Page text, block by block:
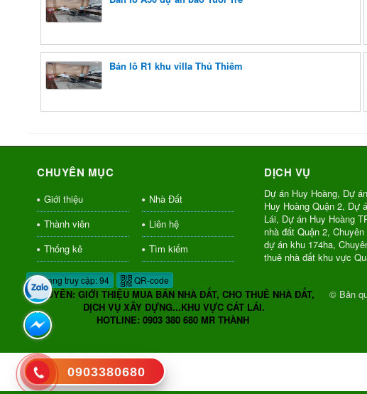
Bán lô R1 khu villa Thủ Thiêm
CHUYÊN MỤC
Giới thiệu
Nhà Đất
Thành viên
Liên hệ
Thống kê
Tìm kiếm
Đang truy cập: 94 QR-code
DỊCH VỤ
Dự án Huy Hoàng, Dự
Huy Hoàng Quận 2, Dự
Lái, Dự án Huy Hoàng
nhà đất Quận 2,
dự án khu 174ha,
thuê nhà đất khu vực
0903380680
CHUYÊN: GIỚI THIỆU MUA BÁN NHÀ ĐẤT, CHO THUÊ NHÀ ĐẤT,
DỊCH VỤ XÂY DỰNG...KHU VỰC CÁT LÁI.
HOTLINE: 0903 380 680 MR THÀNH
© Bản